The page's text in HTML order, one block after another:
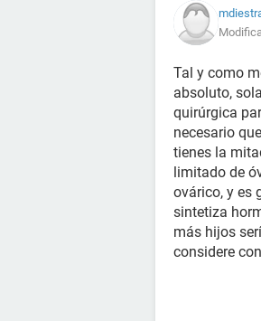
Tal y como
absoluto,
quirúrgica
necesario
tienes la
limitado de
ovárico, y es
sintetiza
más hijos
considere